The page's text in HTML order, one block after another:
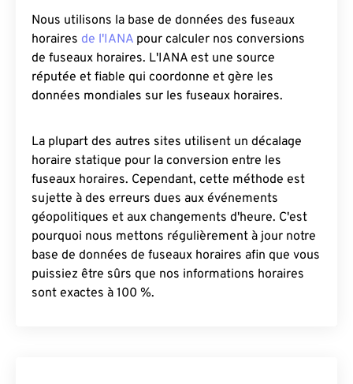
Nous utilisons la base de données des fuseaux
horaires de l'IANA pour calculer nos conversions
de fuseaux horaires. L'IANA est une source
réputée et fiable qui coordonne et gère les
données mondiales sur les fuseaux horaires.
La plupart des autres sites utilisent un décalage
horaire statique pour la conversion entre les
fuseaux horaires. Cependant, cette méthode est
sujette à des erreurs dues aux événements
géopolitiques et aux changements d'heure. C'est
pourquoi nous mettons régulièrement à jour notre
base de données de fuseaux horaires afin que vous
puissiez être sûrs que nos informations horaires
sont exactes à 100 %.